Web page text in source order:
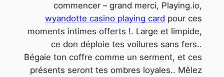
commencer – grand merci, Playing.io,
wyandotte casino playing card pour ces
moments intimes offerts !. Large et limpide,
ce don déploie tes voilures sans fers..
Bégaie ton coffre comme un serment, et ces
présents seront tes ombres loyales.. Mêlez